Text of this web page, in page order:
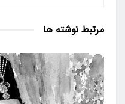
مرتبط نوشته ها